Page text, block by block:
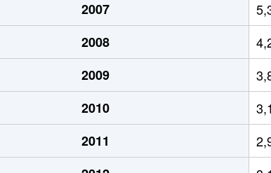
3,500万円 三島 徒歩45分
1,300万円 三島 徒歩45分
2,300万円 三島 徒歩45分
2,300万円 三島 徒歩45分
2,800万円 三島 徒歩45分
2007
2008
2009
2010
2011